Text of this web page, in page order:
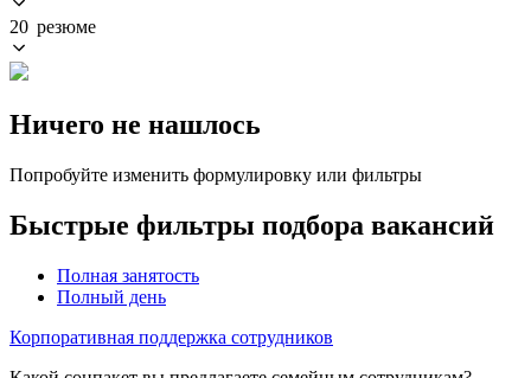
20 резюме
Ничего не нашлось
Попробуйте изменить формулировку или фильтры
Быстрые фильтры подбора вакансий
Полная занятость
Полный день
Корпоративная поддержка сотрудников